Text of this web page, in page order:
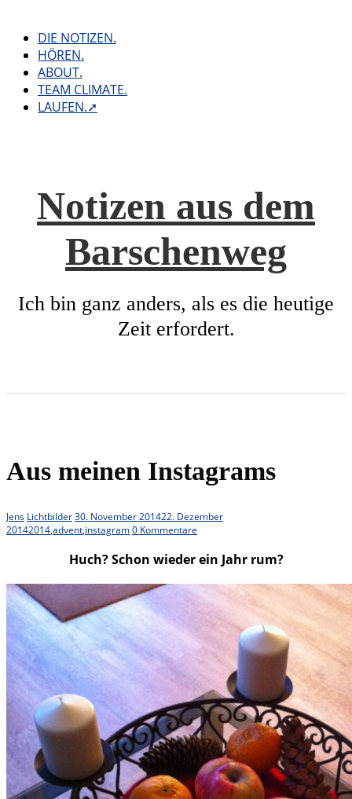
contentDIE NOTIZEN.
HÖREN.
ABOUT.
TEAM CLIMATE.
LAUFEN.➚
Notizen aus dem
Barschenweg
Ich bin ganz anders, als es die heutige
Zeit erfordert.
Aus meinen Instagrams
Jens Lichtbilder30. November 201422. Dezember
20142014,advent,instagram0 Kommentare
Huch? Schon wieder ein Jahr rum?